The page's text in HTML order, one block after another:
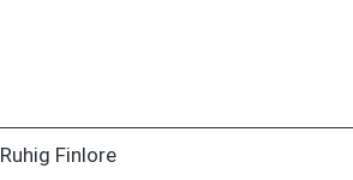
Ruhig Finlore